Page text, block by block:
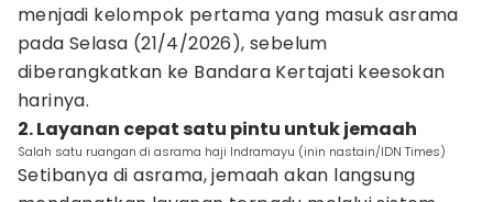
menjadi kelompok pertama yang masuk asrama
pada Selasa (21/4/2026), sebelum
diberangkatkan ke Bandara Kertajati keesokan
harinya.
2. Layanan cepat satu pintu untuk jemaah
Salah satu ruangan di asrama haji Indramayu (inin nastain/IDN Times)
Setibanya di asrama, jemaah akan langsung